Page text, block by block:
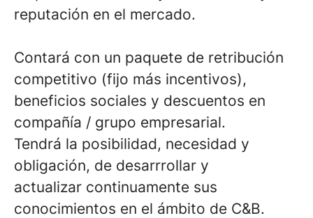
reputación en el mercado.
Contará con un paquete de retribución
competitivo (fijo más incentivos),
beneficios sociales y descuentos en
compañía / grupo empresarial.
Tendrá la posibilidad, necesidad y
obligación, de desarrrollar y
actualizar continuamente sus
conocimientos en el ámbito de C&B.